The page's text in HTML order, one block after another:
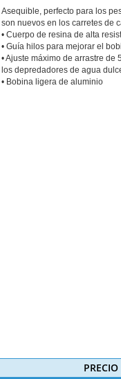
Asequible, perfecto para los
son nuevos en los carretes de
• Cuerpo de resina de alta
• Guía hilos para mejorar el
• Ajuste máximo de arrastre de
los depredadores de agua
• Bobina ligera de aluminio
PRECIO